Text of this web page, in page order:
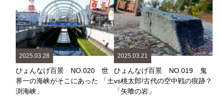
2025.03.28
ひょんなげ百景 NO.020 世
界一の海峡がそこにあった 「土
渕海峡」
2025.03.21
ひょんなげ百景 NO.019 鬼
vs桃太郎!古代の空中戦の痕跡？
「矢喰の岩」